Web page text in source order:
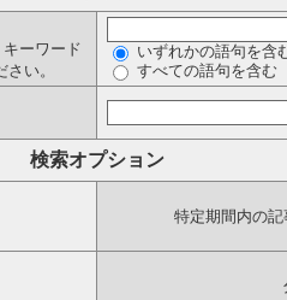
ーワード
い。
いずれかの語句を含
すべての語句を含む
検索オプション
特定期間内の